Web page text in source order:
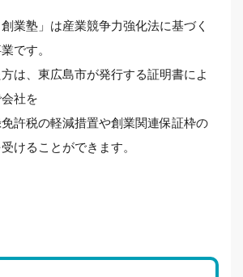
創業塾」は産業競争力強化法に基づく
です。
は、東広島市が発行する証明書によ
社を
許税の軽減措置や創業関連保証枠の
けることができます。